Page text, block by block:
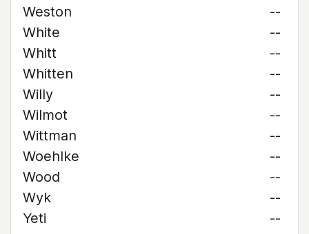
Weston
--
White
--
Whitt
--
Whitten
--
Willy
--
Wilmot
--
Wittman
--
Woehlke
--
Wood
--
Wyk
--
Yeti
--